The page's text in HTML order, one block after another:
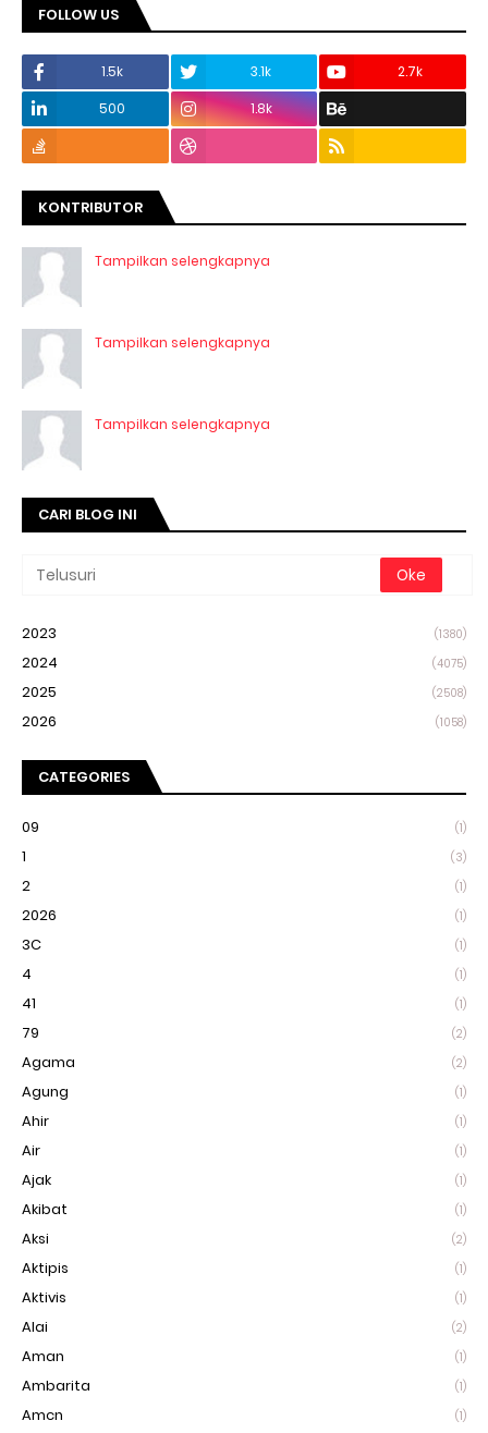
FOLLOW US
1.5k 3.1k
2.7k
500
1.8k
KONTRIBUTOR
Tampilkan selengkapnya
Tampilkan selengkapnya
Tampilkan selengkapnya
CARI BLOG INI
2023 (1380)
2024 (4075)
2025 (2508)
2026 (1058)
CATEGORIES
09 (1)
1 (3)
2 (1)
2026 (1)
3C (1)
4 (1)
41 (1)
79 (2)
Agama (2)
Agung (1)
Ahir (1)
Air (1)
Ajak (1)
Akibat (1)
Aksi (2)
Aktipis (1)
Aktivis (1)
Alai (2)
Aman (1)
Ambarita (1)
Amcn (1)